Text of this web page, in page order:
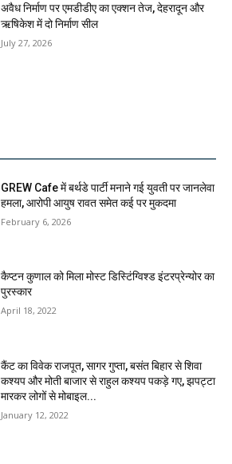
अवैध निर्माण पर एमडीडीए का एक्शन तेज, देहरादून और
ऋषिकेश में दो निर्माण सील
July 27, 2026
GREW Cafe में बर्थडे पार्टी मनाने गई युवती पर जानलेवा
हमला, आरोपी आयुष रावत समेत कई पर मुकदमा
February 6, 2026
कैप्टन कुणाल को मिला मोस्ट डिस्टिंग्विश्ड इंटरप्रेन्योर का
पुरस्कार
April 18, 2022
कैंट का विवेक राजपूत, सागर गुप्ता, बसंत बिहार से शिवा
कश्यप और मोती बाजार से राहुल कश्यप पकड़े गए, झपट्टा
मारकर लोगों से मोबाइल...
January 12, 2022